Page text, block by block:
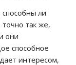
ли
так же,
они
способное
интересом,